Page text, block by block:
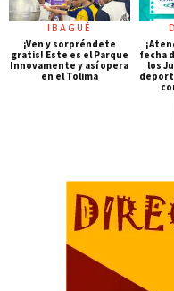
IBAGUÉ
¡Ven y sorpréndete
gratis! Este es el Parque
Innovamente y así opera
en el Tolima
fecha
los